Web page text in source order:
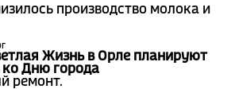
производство молока и
Жизнь в Орле планируют
ко Дню города
ремонт.